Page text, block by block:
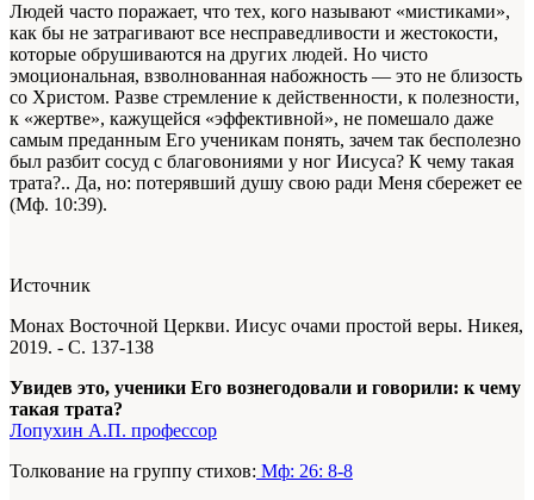
Людей часто поражает, что тех, кого называют «мистиками»,
как бы не затрагивают все несправедливости и жестокости,
которые обрушиваются на других людей. Но чисто
эмоциональная, взволнованная набожность — это не близость
со Христом. Разве стремление к действенности, к полезности,
к «жертве», кажущейся «эффективной», не помешало даже
самым преданным Его ученикам понять, зачем так бесполезно
был разбит сосуд с благовониями у ног Иисуса? К чему такая
трата?.. Да, но: потерявший душу свою ради Меня сбережет ее
(Мф. 10:39).
Источник
Монах Восточной Церкви. Иисус очами простой веры. Никея,
2019. - С. 137-138
Увидев это, ученики Его вознегодовали и говорили: к чему
такая трата?
Лопухин А.П. профессор
Толкование на группу стихов: Мф: 26: 8-8